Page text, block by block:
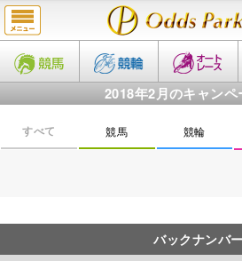
2018年2月のキャン
すべて 競馬 競輪
バックナンバー